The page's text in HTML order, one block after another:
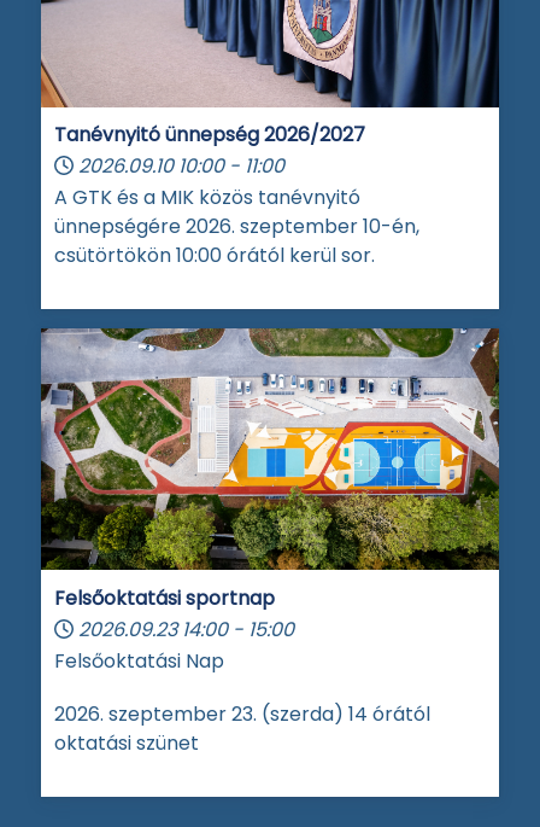
Tanévnyitó ünnepség 2026/2027
2026.09.10 10:00 - 11:00
A GTK és a MIK közös tanévnyitó
ünnepségére 2026. szeptember 10-én,
csütörtökön 10:00 órától kerül sor.
Felsőoktatási sportnap
2026.09.23 14:00 - 15:00
Felsőoktatási Nap
2026. szeptember 23. (szerda) 14 órától
oktatási szünet